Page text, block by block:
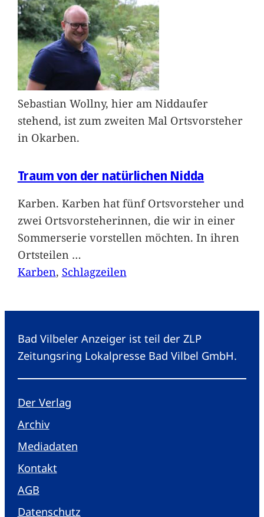
Sebastian Wollny, hier am Niddaufer
stehend, ist zum zweiten Mal Ortsvorsteher
in Okarben.
Traum von der natürlichen Nidda
Karben. Karben hat fünf Ortsvorsteher und
zwei Ortsvorsteherinnen, die wir in einer
Sommerserie vorstellen möchten. In ihren
Ortsteilen …
Karben, Schlagzeilen
Bad Vilbeler Anzeiger ist teil der ZLP
Zeitungsring Lokalpresse Bad Vilbel GmbH.
Der Verlag
Archiv
Mediadaten
Kontakt
AGB
Datenschutz